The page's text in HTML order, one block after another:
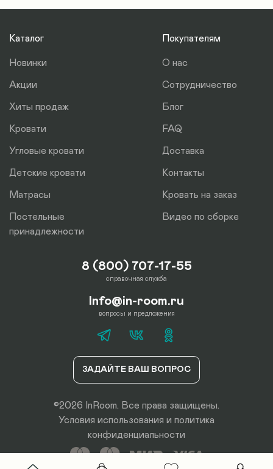
Каталог
Новинки
Акции
Хиты продаж
Кровати
Угловые кровати
Детские кровати
Матрасы
Постельные
принадлежности
Покупателям
О нас
Сотрудничество
Блог
FAQ
Доставка
Контакты
Кровать на заказ
Видео по сборке
ЗАДАЙТЕ ВАШ ВОПРОС
8 (800) 707-17-55
справочная служба
Info@in-room.ru
вопросы и предложения
©2026 InRoom. Все права защищены.
Условия использования и политика
конфиденциальности